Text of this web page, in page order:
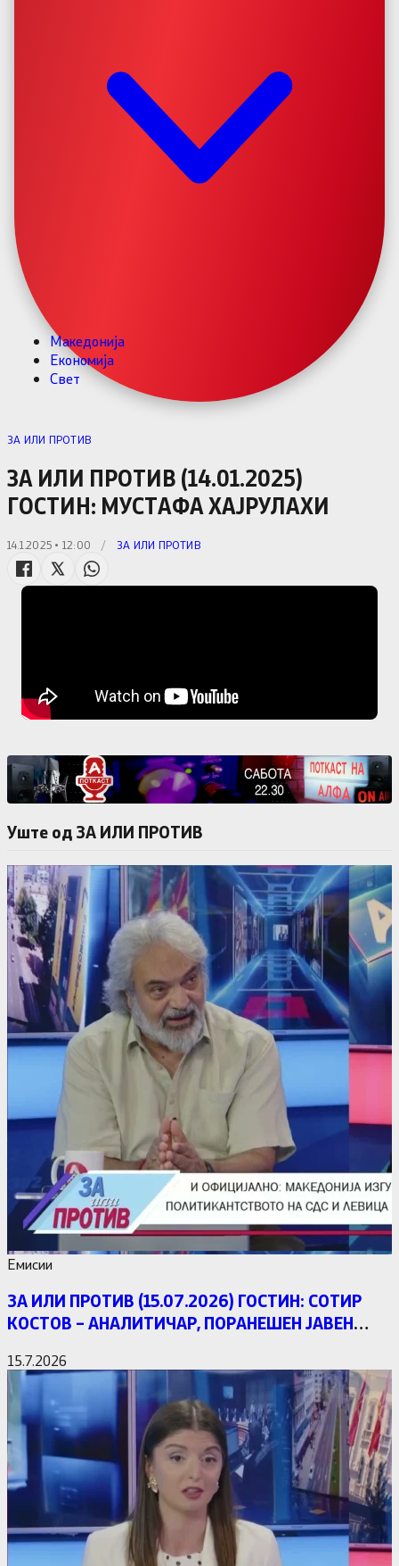
Македонија
Економија
Свет
ЗА ИЛИ ПРОТИВ
ЗА ИЛИ ПРОТИВ (14.01.2025)
ГОСТИН: МУСТАФА ХАЈРУЛАХИ
14.1.2025 • 12:00 / ЗА ИЛИ ПРОТИВ
Уште од ЗА ИЛИ ПРОТИВ
Емисии
ЗА ИЛИ ПРОТИВ (15.07.2026) ГОСТИН: СОТИР
КОСТОВ – АНАЛИТИЧАР, ПОРАНЕШЕН ЈАВЕН
15.7.2026